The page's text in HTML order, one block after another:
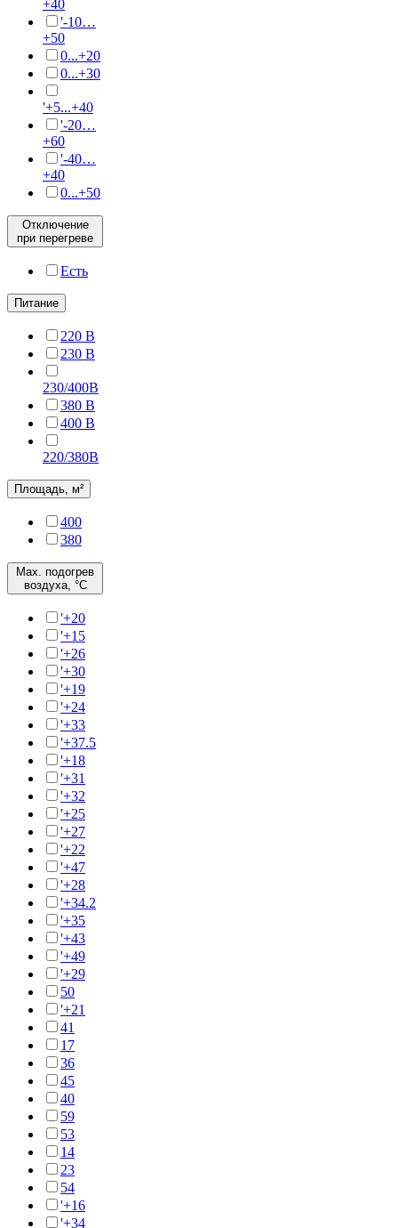
+40
'-10…
+50
0...+20
0...+30
'+5...+40
'-20…
+60
'-40…
+40
0...+50
Отключение
при перегреве
Есть
Питание
220 В
230 В
230/400В
380 В
400 В
220/380B
Площадь, м²
400
380
Max. подогрев
воздуха, °C
'+20
'+15
'+26
'+30
'+19
'+24
'+33
'+37.5
'+18
'+31
'+32
'+25
'+27
'+22
'+47
'+28
'+34.2
'+35
'+43
'+49
'+29
50
'+21
41
17
36
45
40
59
53
14
23
54
'+16
'+34